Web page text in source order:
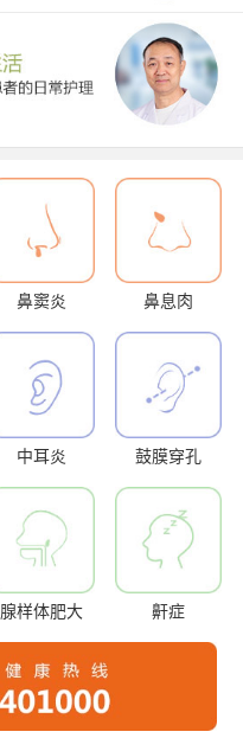
鼻窦炎 鼻息肉
中耳炎 鼓膜穿孔
腺样体肥大 鼾症